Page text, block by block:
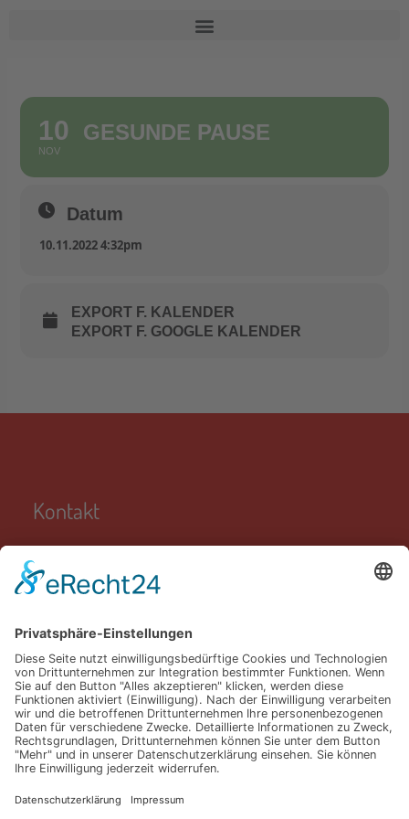
10
NOV
GESUNDE PAUSE
Datum
10.11.2022 4:32pm
EXPORT F. KALENDER
EXPORT F. GOOGLE KALENDER
Kontakt
Grundschule Carl Orff
Lortzingweg 8
0871 / 96 58 58 50
0871 / 96 58 58 590
sekretariat@gs-carl-orff.de
LINKS
Datenschutz